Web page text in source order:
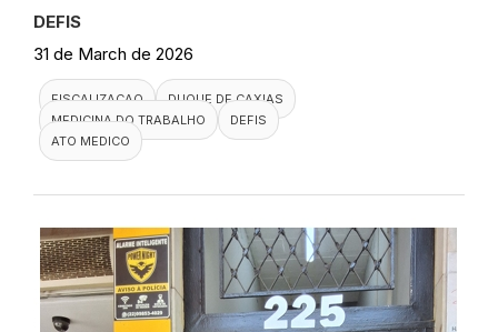
DEFIS
31 de March de 2026
FISCALIZACAO
DUQUE DE CAXIAS
MEDICINA DO TRABALHO
DEFIS
ATO MEDICO